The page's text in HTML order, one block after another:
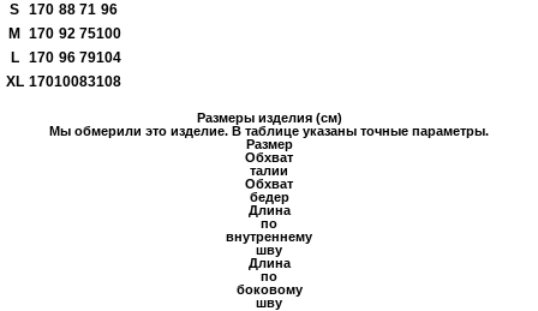
S 170 88 71 96
M
170 92 75100
L
170 96 79104
XL 17010083108
Размеры изделия (см)
Мы обмерили это изделие. В таблице указаны точные параметры.
Размер
Обхват
талии
Обхват
бедер
Длина
по
внутреннему
шву
Длина
по
боковому
шву